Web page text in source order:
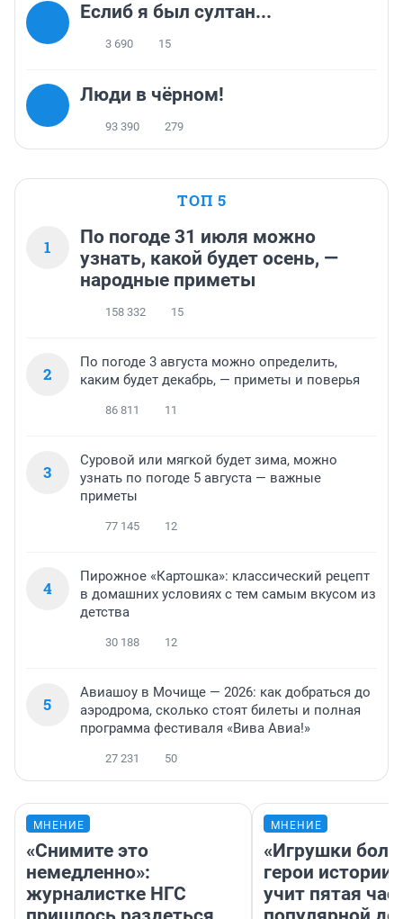
Еслиб я был султан...
3 690 15
Люди в чёрном!
93 390 279
ТОП 5
1
По погоде 31 июля можно
узнать, какой будет осень, —
народные приметы
158 332 15
2
По погоде 3 августа можно определить,
каким будет декабрь, — приметы и поверья
86 811 11
3
Суровой или мягкой будет зима, можно
узнать по погоде 5 августа — важные
приметы
77 145 12
4
Пирожное «Картошка»: классический рецепт
в домашних условиях с тем самым вкусом из
детства
30 188 12
5
Авиашоу в Мочище — 2026: как добраться до
аэродрома, сколько стоят билеты и полная
программа фестиваля «Вива Авиа!»
27 231 50
МНЕНИЕ
«Снимите это
немедленно»:
журналистке НГС
МНЕНИЕ
«Игрушки
герои
учит пятая